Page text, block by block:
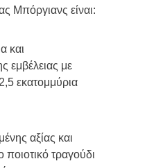
Μπόργιανς είναι:
και
εμβέλειας με
εκατομμύρια
αξίας και
ποιοτικό τραγούδι